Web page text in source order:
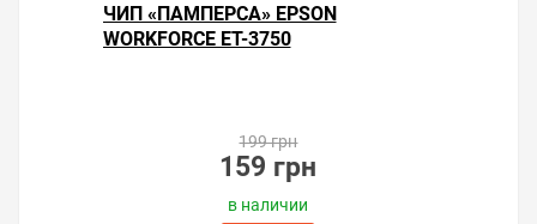
ЧИП «ПАМПЕРСА» EPSON
WORKFORCE ET-3750
199 грн
159 грн
в наличии